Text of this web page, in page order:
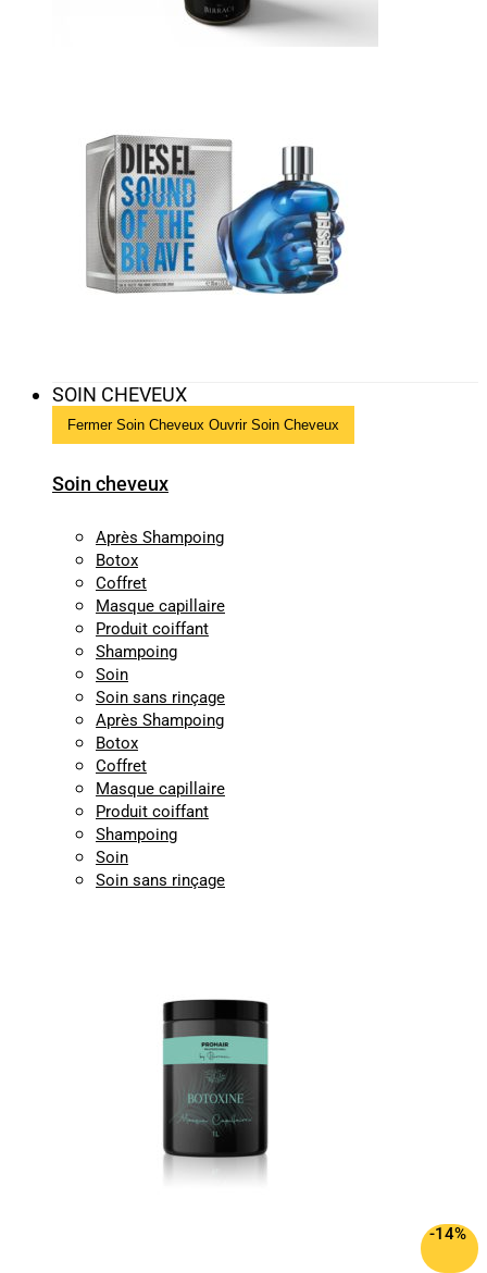
SOIN CHEVEUX
Fermer Soin Cheveux Ouvrir Soin Cheveux
Soin cheveux
Après Shampoing
Botox
Coffret
Masque capillaire
Produit coiffant
Shampoing
Soin
Soin sans rinçage
Après Shampoing
Botox
Coffret
Masque capillaire
Produit coiffant
Shampoing
Soin
Soin sans rinçage
-14%